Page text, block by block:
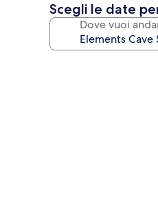
Scegli le date
Dove vuoi